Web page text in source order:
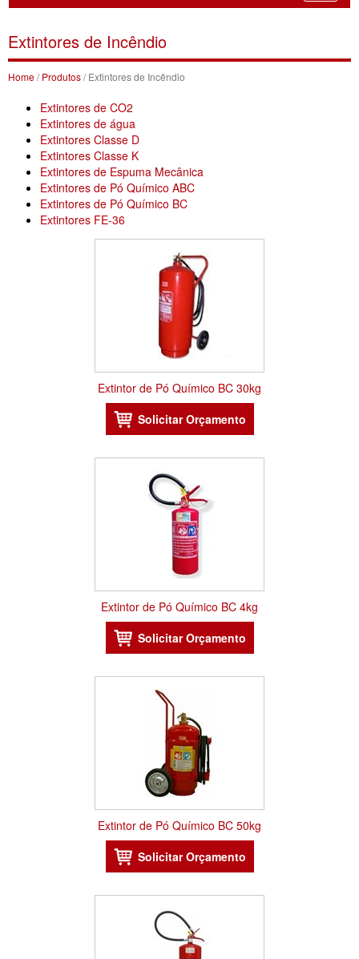
Extintores de Incêndio
Home/Produtos/ Extintores de Incêndio
Extintores de CO2
Extintores de água
Extintores Classe D
Extintores Classe K
Extintores de Espuma Mecânica
Extintores de Pó Químico ABC
Extintores de Pó Químico BC
Extintores FE-36
Extintor de Pó Químico BC 30kg
Extintor de Pó Químico BC 4kg
Extintor de Pó Químico BC 50kg